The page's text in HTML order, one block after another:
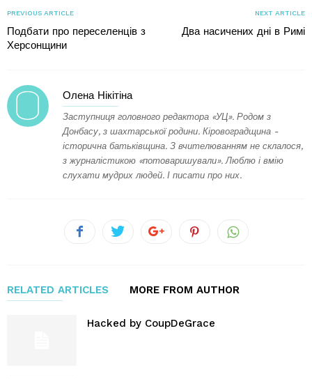
PREVIOUS ARTICLE
Подбати про переселенців з
Херсонщини
NEXT ARTICLE
Два насичених дні в Римі
Олена Нікітіна
Заступниця головного редактора «УЦ». Родом з
Донбасу, з шахтарської родини. Кіровоградщина -
історична батьківщина. З вчителюванням не склалося,
з журналістикою «потоваришували». Люблю і вмію
слухати мудрих людей. І писати про них.
RELATED ARTICLES MORE FROM AUTHOR
Hacked by CoupDeGrace